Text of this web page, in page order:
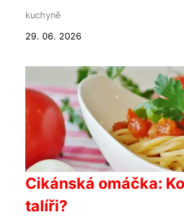
kuchyně
29. 06. 2026
Cikánská omáčka:
talíři?